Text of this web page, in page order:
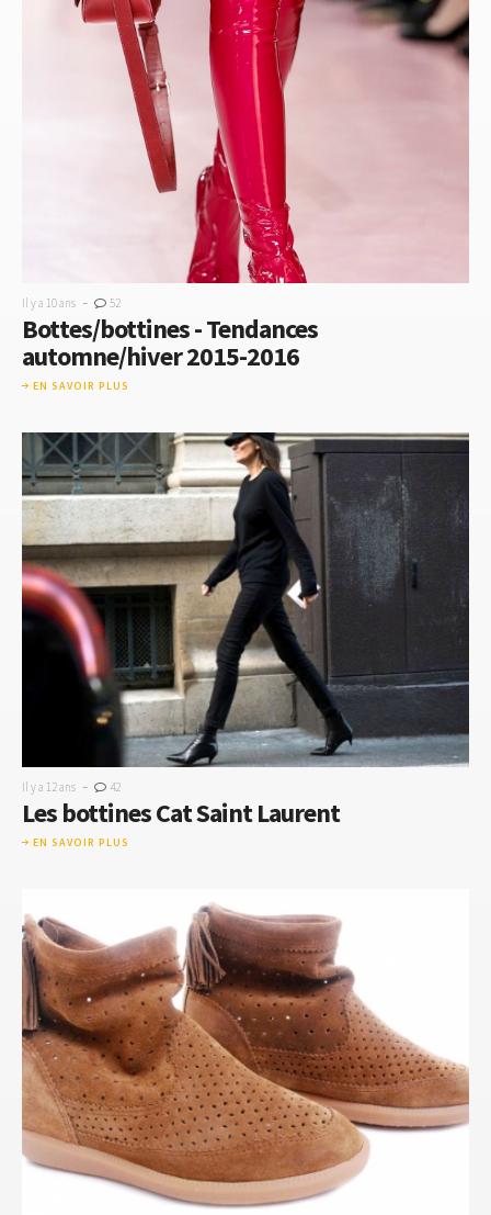
Il y a 10 ans - 52
Bottes/bottines - Tendances
automne/hiver 2015-2016
EN SAVOIR PLUS
Il y a 12 ans - 42
Les bottines Cat Saint Laurent
EN SAVOIR PLUS